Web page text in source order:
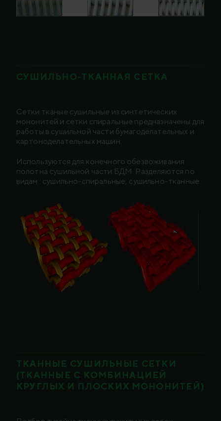
СУШИЛЬНО-ТКАННАЯ СЕТКА
Сетки тканые сушильные из синтетических
мононитей и сетки спиральные предназначены для
работы в сушильной части бумагоделательных и
картоноделательных машин.
Используются для конечного обезвоживания
полотна сушильной части БДМ. Разделяются по
видам : сушильно-спиральные, сушильно-тканные.
ТКАННЫЕ СУШИЛЬНЫЕ СЕТКИ
(ТКАННЫЕ С КОМБИНАЦИЕЙ
КРУГЛЫХ И ПЛОСКИХ МОНОНИТЕЙ)